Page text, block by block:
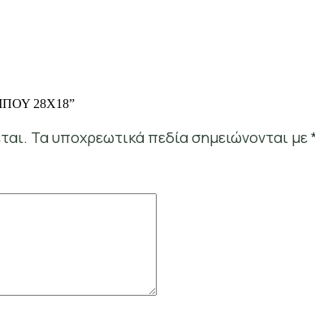
28Χ18”
Τα υποχρεωτικά πεδία σημειώνονται με